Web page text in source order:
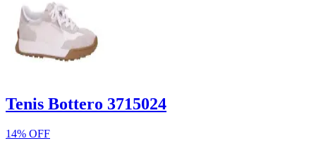
Tenis Bottero 3715024
14% OFF